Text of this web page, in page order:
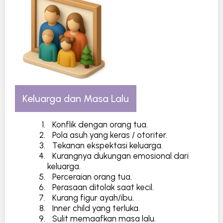
Keluarga dan Masa Lalu
Konflik dengan orang tua.
Pola asuh yang keras / otoriter.
Tekanan ekspektasi keluarga.
Kurangnya dukungan emosional dari
keluarga.
Perceraian orang tua.
Perasaan ditolak saat kecil.
Kurang figur ayah/ibu.
Inner child yang terluka.
Sulit memaafkan masa lalu.